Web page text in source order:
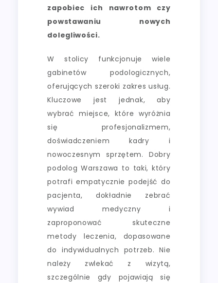
zapobiec ich nawrotom czy
powstawaniu nowych
dolegliwości.
W stolicy funkcjonuje wiele
gabinetów podologicznych,
oferujących szeroki zakres usług.
Kluczowe jest jednak, aby
wybrać miejsce, które wyróżnia
się profesjonalizmem,
doświadczeniem kadry i
nowoczesnym sprzętem. Dobry
podolog Warszawa to taki, który
potrafi empatycznie podejść do
pacjenta, dokładnie zebrać
wywiad medyczny i
zaproponować skuteczne
metody leczenia, dopasowane
do indywidualnych potrzeb. Nie
należy zwlekać z wizytą,
szczególnie gdy pojawiają się